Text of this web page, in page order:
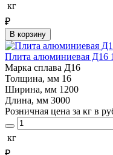
кг
₽
В корзину
Плита алюминиевая Д16
Марка сплава Д16
Толщина, мм 16
Ширина, мм 1200
Длина, мм 3000
Розничная цена за кг в
кг